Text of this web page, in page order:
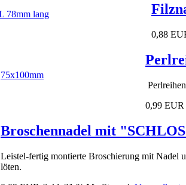
0,88
0,99 EUR
Broschennadel mit
Leistel-fertig montierte Broschierung mit Nadel
löten.